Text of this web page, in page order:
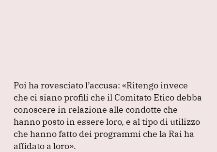
Poi ha rovesciato l’accusa: «Ritengo invece
che ci siano profili che il Comitato Etico debba
conoscere in relazione alle condotte che
hanno posto in essere loro, e al tipo di utilizzo
che hanno fatto dei programmi che la Rai ha
affidato a loro».